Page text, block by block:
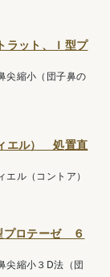
ラット、Ｉ型プ
尖縮小（団子鼻の
エル） 処置直
エル（コントア）
プロテーゼ ６
尖縮小３D法（団